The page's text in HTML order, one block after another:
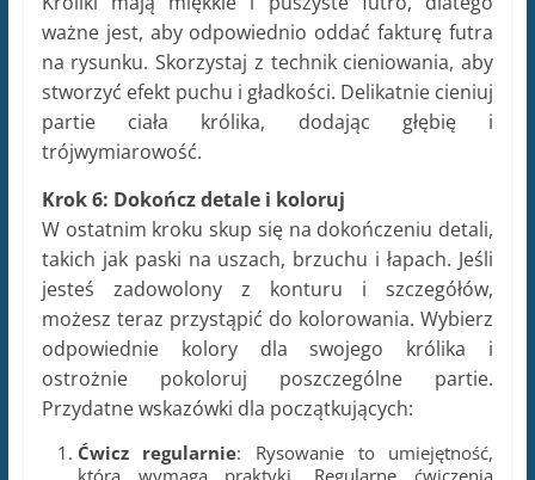
możesz teraz przystąpić do kolorowania. Wybierz
odpowiednie kolory dla swojego królika i
ostrożnie pokoloruj poszczególne partie.
Przydatne wskazówki dla początkujących:
Ćwicz regularnie
która wymaga praktyki. Regularne ćwiczenia
pomogą Ci rozwijać swoje umiejętności i
polepszać się w rysowaniu królików.
Obserwuj: Spójrz na prawdziwe króliki lub
zdjęcia, aby lepiej zrozumieć ich anatomię i ruchy.
Obserwacja pomaga w tworzeniu bardziej
realistycznych rysunków.
Eksperymentuj z różnymi stylami:Nie bój się
eksperymentować z różnymi stylami rysowania
królików. Wypróbuj kreskówkowe wersje,
realistyczne lub abstrakcyjne interpretacje.
Bądź cierpliwy:Rysowanie wymaga czasu i
cierpliwości. Nie oczekuj perfekcji od razu. Skup
się na postępie i ciesz się procesem.